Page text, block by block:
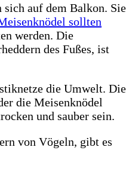
sich auf dem Balkon. Sie
sollten
werden. Die
des Fußes, ist
die Umwelt. Die
die Meisenknödel
und sauber sein.
von Vögeln, gibt es